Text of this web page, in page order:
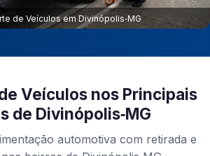
de Veículos em Divinópolis‑MG
Veículos nos Principais
de Divinópolis‑MG
automotiva com retirada e